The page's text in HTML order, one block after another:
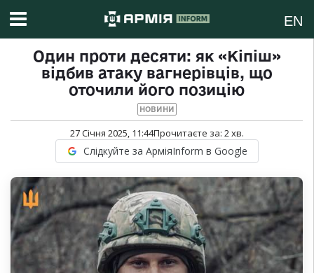
EN
Один проти десяти: як «Кіпіш»
відбив атаку вагнерівців, що
оточили його позицію
НОВИНИ
27 Січня 2025, 11:44Прочитаєте за: 2хв.
Слідкуйте за АрміяInform в Google